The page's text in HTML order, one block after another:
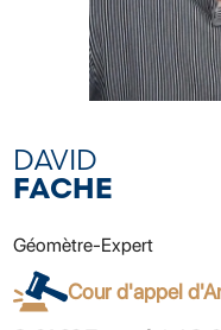
DAVID
FACHE
Géomètre-Expert
Cour d'appel